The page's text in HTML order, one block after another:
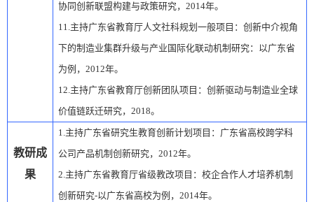
协同创新联盟构建与政策研究， 2014年。
11.主持广东省教育厅人文社科规划一般项目：创新中介视角
下的制造业集群升级与产业国际化联动机制研究：以广东省
为例， 2012年。
12.主持广东省教育厅创新团队项目：创新驱动与制造业全球
价值链跃迁研究， 2018。
教研成
果
1.主持广东省研究生教育创新计划项目：广东省高校跨学科
公司产品机制创新研究， 2012年。
2.主持广东省教育厅省级教改项目：校企合作人才培养机制
创新研究-以广东省高校为例， 2014年。